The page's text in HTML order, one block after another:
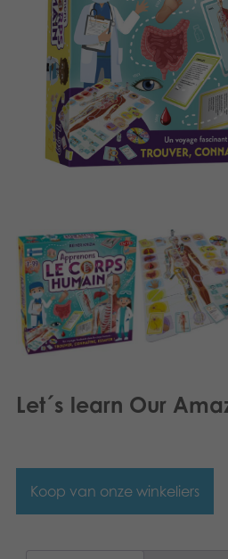
Speelgoed
Boeken
Apps
Gearchiveerde
Let´s learn Our
Koop van onze winkeliers